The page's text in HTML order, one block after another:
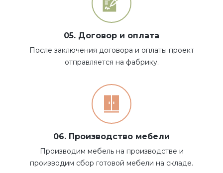
05. Договор и оплата
После заключения договора и оплаты проект
отправляется на фабрику.
06. Производство мебели
Производим мебель на производстве и
производим сбор готовой мебели на складе.